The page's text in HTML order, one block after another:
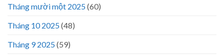
Tháng mười một 2025(60)
Tháng 10 2025(48)
Tháng 9 2025(59)